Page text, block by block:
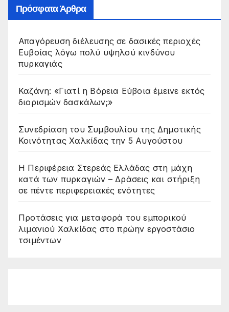
Πρόσφατα Άρθρα
Απαγόρευση διέλευσης σε δασικές περιοχές
Ευβοίας λόγω πολύ υψηλού κινδύνου
πυρκαγιάς
Καζάνη: «Γιατί η Βόρεια Εύβοια έμεινε εκτός
διορισμών δασκάλων;»
Συνεδρίαση του Συμβουλίου της Δημοτικής
Κοινότητας Χαλκίδας την 5 Αυγούστου
Η Περιφέρεια Στερεάς Ελλάδας στη μάχη
κατά των πυρκαγιών – Δράσεις και στήριξη
σε πέντε περιφερειακές ενότητες
Προτάσεις για μεταφορά του εμπορικού
λιμανιού Χαλκίδας στο πρώην εργοστάσιο
τσιμέντων